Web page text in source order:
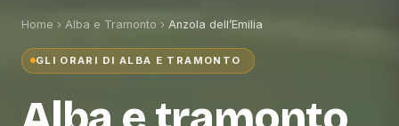
Home › Alba e Tramonto › Anzola dell’Emilia
GLI ORARI DI ALBA E TRAMONTO